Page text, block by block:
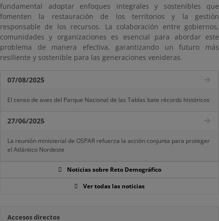
fundamental adoptar enfoques integrales y sostenibles que
fomenten la restauración de los territorios y la gestión
responsable de los recursos. La colaboración entre gobiernos,
comunidades y organizaciones es esencial para abordar este
problema de manera efectiva, garantizando un futuro más
resiliente y sostenible para las generaciones venideras.
07/08/2025
El censo de aves del Parque Nacional de las Tablas bate récords históricos
27/06/2025
La reunión ministerial de OSPAR refuerza la acción conjunta para proteger
el Atlántico Nordeste
Noticias sobre Reto Demográfico
Ver todas las noticias
Accesos directos